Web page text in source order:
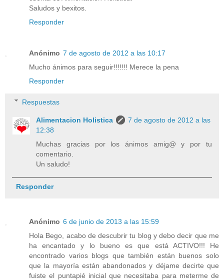
Saludos y bexitos.
Responder
Anónimo 7 de agosto de 2012 a las 10:17
Mucho ánimos para seguir!!!!!!! Merece la pena
Responder
Respuestas
Alimentacion Holistica
7 de agosto de 2012 a las
12:38
Muchas gracias por los ánimos amig@ y por tu
comentario.
Un saludo!
Responder
Anónimo 6 de junio de 2013 a las 15:59
Hola Bego, acabo de descubrir tu blog y debo decir que me
ha encantado y lo bueno es que está ACTIVO!!! He
encontrado varios blogs que también están buenos solo
que la mayoría están abandonados y déjame decirte que
fuiste el puntapié inicial que necesitaba para meterme de